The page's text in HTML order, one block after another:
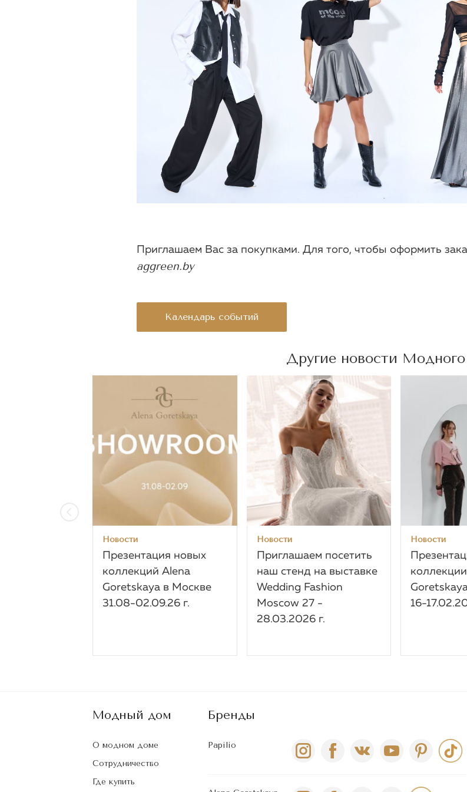
Приглашаем Вас за покупками. Для того, чтобы оформить
aggreen.by
Календарь событий
Другие новости
Новости
Презентация новых
коллекций Alena
Goretskaya в Москве
31.08-02.09.26 г.
Новости
Приглашаем посетить
наш стенд на выставке
Wedding Fashion
Moscow 27 -
28.03.2026 г.
Новости
16-
Модный дом
О модном доме
Сотрудничество
Где купить
Бренды
Papilio